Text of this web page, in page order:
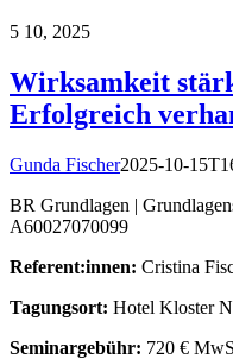
5 10, 2025
Wirksamkeit
Erfolgreich
Gunda Fischer2025-10-
BR Grundlagen |
A60027070099
Referent:innen: Cristina
Tagungsort: Hotel Kloster
Seminargebühr: 720 €